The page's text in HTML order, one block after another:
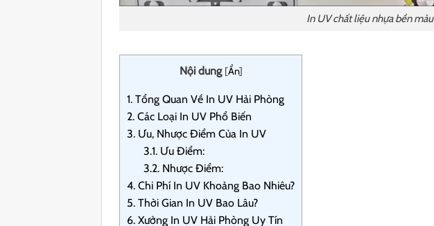
In UV chất liệu nhựa bền màu
Nội dung [Ẩn]
1. Tổng Quan Về In UV Hải Phòng
2. Các Loại In UV Phổ Biến
3. Ưu, Nhược Điểm Của In UV
3.1. Ưu Điểm:
3.2. Nhược Điểm:
4. Chi Phí In UV Khoảng Bao Nhiêu?
5. Thời Gian In UV Bao Lâu?
6. Xưởng In UV Hải Phòng Uy Tín